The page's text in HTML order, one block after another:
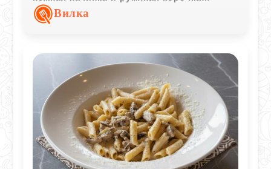
делают его отличным вариантом для
завтрака или легкого ужина.
Вилка